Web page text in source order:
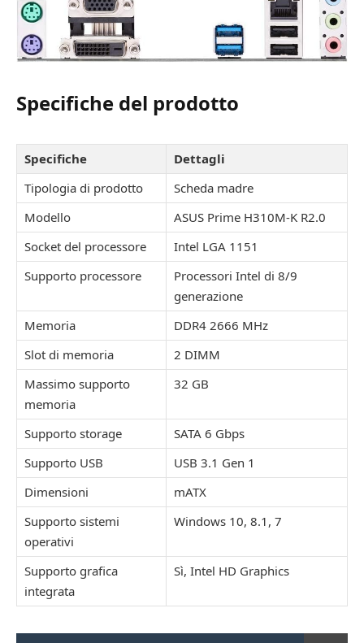
Specifiche del prodotto
Specifiche
Dettagli
Tipologia di prodotto
Scheda madre
Modello
ASUS Prime H310M-K R2.0
Socket del processore
Intel LGA 1151
Supporto processore
Processori Intel di 8/9
generazione
Memoria
DDR4 2666 MHz
Slot di memoria
2 DIMM
Massimo supporto
memoria
32 GB
Supporto storage
SATA 6 Gbps
Supporto USB
USB 3.1 Gen 1
Dimensioni
mATX
Supporto sistemi
operativi
Windows 10, 8.1, 7
Supporto grafica
integrata
Sì, Intel HD Graphics